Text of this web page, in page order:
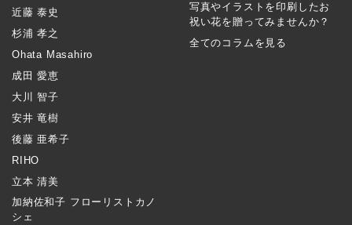
近藤 泰史
杉浦 孝之
Ohata Masahiro
成田 愛恵
大川 智子
安井 竜樹
後藤 亜希子
RIHO
立本 清美
加納佐和子 フローリストカノ
シェ
写真やイラストを印刷したお
祝い花を贈ってみませんか？
全てのコラムを見る